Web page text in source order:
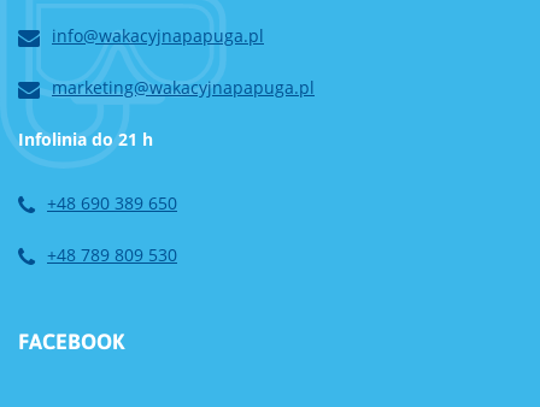
info@wakacyjnapapuga.pl
marketing@wakacyjnapapuga.pl
Infolinia do 21 h
+48 690 389 650
+48 789 809 530
FACEBOOK